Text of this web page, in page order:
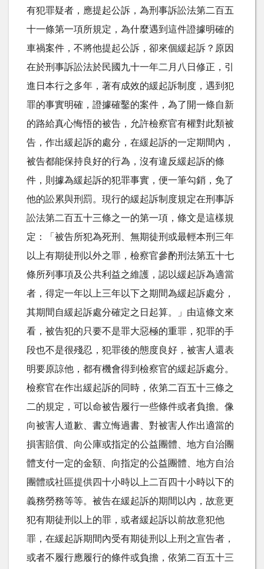
有犯罪疑者，應提起公訴，為刑事訴訟法第二百五
十一條第一項所規定，為什麼遇到這件證據明確的
車禍案件，不將他提起公訴，卻來個緩起訴？原因
在於刑事訴訟法於民國九十一年二月八日修正，引
進日本行之多年，著有成效的緩起訴制度，遇到犯
罪的事實明確，證據確鑿的案件，為了開一條自新
的路給真心悔悟的被告，允許檢察官有權對此類被
告，作出緩起訴的處分，在緩起訴的一定期間內，
被告都能保持良好的行為，沒有違反緩起訴的條
件，則據為緩起訴的犯罪事實，便一筆勾銷，免了
他的訟累與刑罰。現行的緩起訴制度規定在刑事訴
訟法第二百五十三條之一的第一項，條文是這樣規
定：「被告所犯為死刑、無期徒刑或最輕本刑三年
以上有期徒刑以外之罪，檢察官參酌刑法第五十七
條所列事項及公共利益之維護，認以緩起訴為適當
者，得定一年以上三年以下之期間為緩起訴處分，
其期間自緩起訴處分確定之日起算。」由這條文來
看，被告犯的只要不是罪大惡極的重罪，犯罪的手
段也不是很殘忍，犯罪後的態度良好，被害人還表
明要原諒他，都有機會得到檢察官的緩起訴處分。
檢察官在作出緩起訴的同時，依第二百五十三條之
二的規定，可以命被告履行一些條件或者負擔。像
向被害人道歉、書立悔過書、對被害人作出適當的
損害賠償、向公庫或指定的公益團體、地方自治團
體支付一定的金額、向指定的公益團體、地方自治
團體或社區提供四十小時以上二百四十小時以下的
義務勞務等等。被告在緩起訴的期間以內，故意更
犯有期徒刑以上的罪，或者緩起訴以前故意犯他
罪，在緩起訴期間內受有期徒刑以上刑之宣告者，
或者不履行應履行的條件或負擔，依第二百五十三